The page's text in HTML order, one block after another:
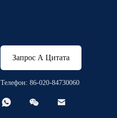
Запрос А Цитата
Телефон: 86-020-84730060
  